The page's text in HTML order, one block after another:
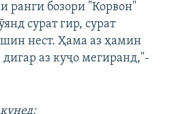
ранги бозори "Корвон"
сурат гир, сурат
нест. Ҳама аз ҳамин
аз куҷо мегиранд,"-